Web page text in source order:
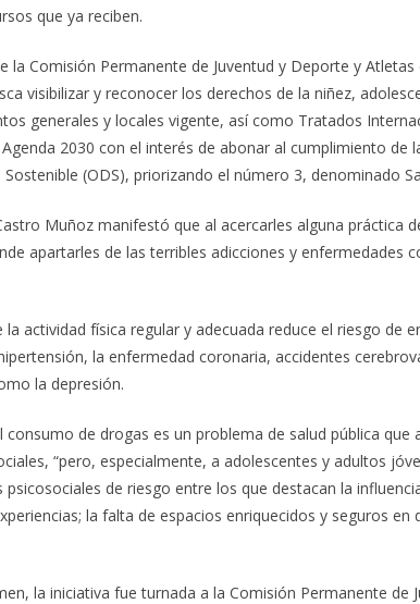
que ya reciben.
la Comisión Permanente de Juventud y Deporte y
visibilizar y reconocer los derechos de la niñez,
generales y locales vigente, así como Tratados
2030 con el interés de abonar al cumplimiento de
(ODS), priorizando el número 3, denominado
Muñoz manifestó que al acercarles alguna práctica
apartarles de las terribles adicciones y enfermedades
actividad física regular y adecuada reduce el riesgo de
la enfermedad coronaria, accidentes
la depresión.
consumo de drogas es un problema de salud pública que
“pero, especialmente, a adolescentes y adultos
de riesgo entre los que destacan la
la falta de espacios enriquecidos y seguros en
la iniciativa fue turnada a la Comisión Permanente de